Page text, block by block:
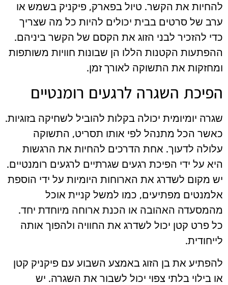
להחיות את הקשר. טיול בפארק, פיקניק בשמש או
ערב של סרטים בבית יכולים להיות כל מה שצריך
כדי להזכיר לבני הזוג את הקסם של הקשר ביניהם.
ההפתעות הקטנות הללו הן שבונות חוויות משותפות
ומחזקות את התשוקה לאורך זמן.
הפיכת השגרה לרגעים רומנטיים
שגרה יומיומית יכולה בקלות להוביל לשחיקה בזוגיות.
כאשר הכל מתנהל לפי אותו תסריט, התשוקה
עלולה לדעוך. אחת הדרכים להחיות את הרגשות
היא על ידי הפיכת רגעים שגרתיים לרגעים רומנטיים.
יש מקום לשדרג את הארוחות היומיות על ידי הוספת
אלמנטים מפתיעים, כמו למשל קניית אוכל
מהמסעדה האהובה או הכנת ארוחה מיוחדת יחד.
כל פרט קטן יכול לשדרג את החוויה ולהפוך אותה
לייחודית.
להפתיע את בן הזוג באמצע השבוע עם פיקניק קטן
או בילוי בלתי צפוי יכול לשבור את השגרה. יש